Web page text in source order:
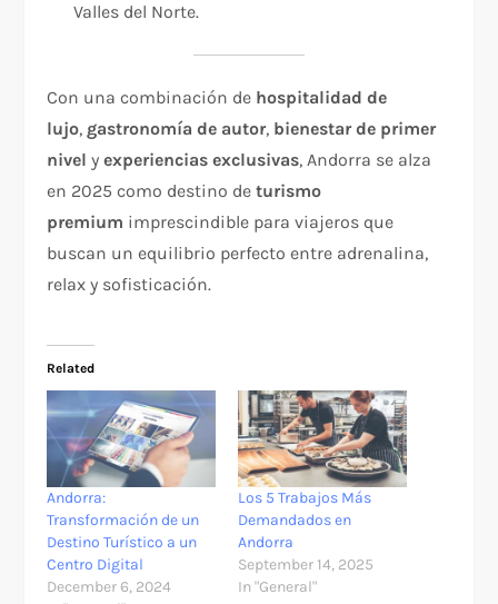
Valles del Norte.
Con una combinación de hospitalidad de
lujo, gastronomía de autor, bienestar de primer
nivel yexperiencias exclusivas, Andorra se alza
en 2025 como destino deturismo
premium imprescindible para viajeros que
buscan un equilibrio perfecto entre adrenalina,
relax y sofisticación.
Related
Andorra:
Transformación de un
Destino Turístico a un
Centro Digital
December 6, 2024
Los 5 Trabajos Más
Demandados en
Andorra
September 14, 2025
In "General"